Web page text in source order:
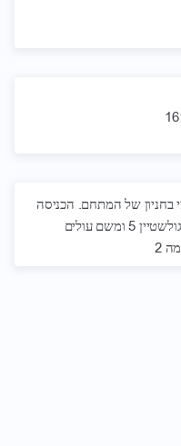
בחניון של המתחם. הכניסה
לחניון מרחוב אהרון גולשטיין 5 ומשם עולים
2